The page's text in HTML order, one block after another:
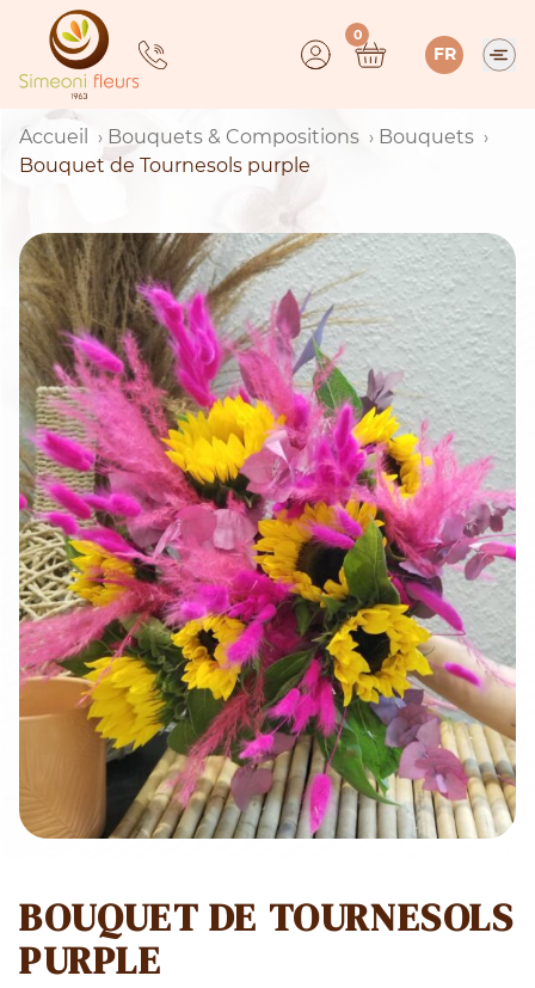
content
0
FR
Accueil Bouquets & Compositions
Bouquets
Bouquet de Tournesols purple
BOUQUET DE TOURNESOLS
PURPLE